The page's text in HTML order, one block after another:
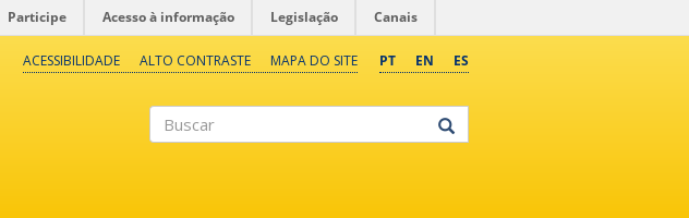
Participe Acesso à informação Legislação Canais
PT EN ES
ACESSIBILIDADE ALTO CONTRASTE MAPA DO SITE